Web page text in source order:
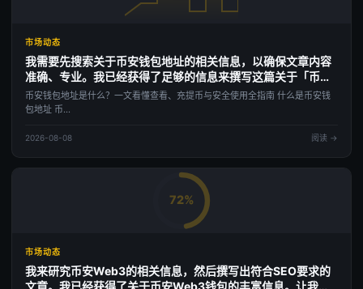
市场动态
我需要先搜索关于币安钱包地址的相关信息，以确保文章内容
准确、专业。我已经获得了足够的信息来撰写这篇关于「币安
钱包地址」的SEO文章。现在我将按照要求输出文章。
币安钱包地址是什么？一文看懂查看、充提币与安全使用全指南 什么是币安钱
包地址 币...
2026-08-08 阅读 →
72%
市场动态
我来研究币安Web3的相关信息，然后撰写出符合SEO要求的